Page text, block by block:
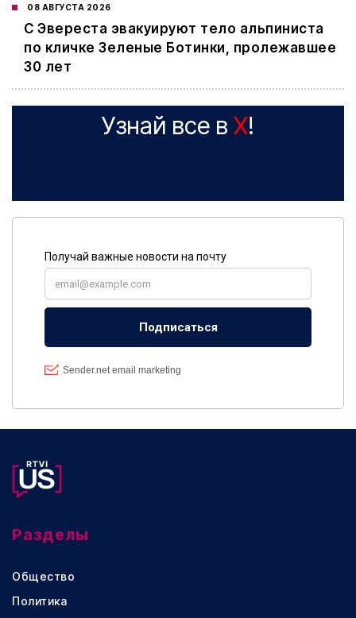
08 АВГУСТА 2026
С Эвереста эвакуируют тело альпиниста
по кличке Зеленые Ботинки, пролежавшее
30 лет
Узнай все в X!
Разделы
Общество
Политика